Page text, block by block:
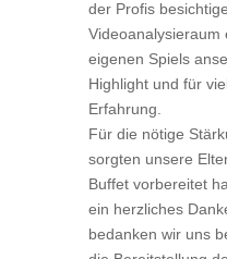
der Profis
Videoanalysieraum
eigenen Spiels
Highlight und für
Erfahrung.
Für die nötige
sorgten unsere
Buffet vorbereitet
ein herzliches
bedanken wir uns